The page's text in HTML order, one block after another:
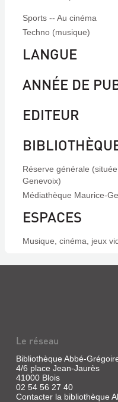
Sports -- Au cinéma
Techno (musique)
LANGUE
ANNÉE DE
EDITEUR
Réserve générale
Genevoix)
Médiathèque Maurice-
ESPACES
Musique, cinéma, jeux
Le réseau
Bibliothèque Abbé-
4/6 place Jean-Jaurès
41000 Blois
02 54 56 27 40
Contacter la bibliothèque